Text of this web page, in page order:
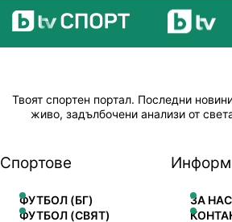
Твоят спортен портал. Последни
живо, задълбочени анализи от
Спортове
ФУТБОЛ (БГ)
ФУТБОЛ (СВЯТ)
ЗА НАС